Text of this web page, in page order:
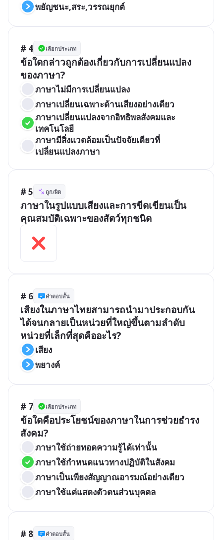
พยัญชนะ,สระ,วรรณยุกต์
# 4 เลือกประเภท
ข้อใดกล่าวถูกต้องเกี่ยวกับการเปลี่ยนแปลง
ของภาษา?
ภาษาไม่มีการเปลี่ยนแปลง
ภาษาเปลี่ยนเฉพาะด้านเสียงอย่างเดียว
ภาษาเปลี่ยนแปลงจากอิทธิพลสังคมและ
เทคโนโลยี
ภาษามีสิ่งแวดล้อมเป็นปัจจัยเดียวที่
เปลี่ยนแปลงภาษา
# 5 ถูก/ผิด
ภาษาในรูปแบบเสียงและการขีดเขียนเป็น
คุณสมบัติเฉพาะของสัตว์ทุกชนิด
# 6 คำตอบสั้น
เสียงในภาษาไทยสามารถนำมาประกอบกัน
ได้จนกลายเป็นหน่วยที่ใหญ่ขึ้นตามลำดับ
หน่วยที่เล็กที่สุดคืออะไร?
เสียง
พยางค์
# 7 เลือกประเภท
ข้อใดคือประโยชน์ของภาษาในการช่วยธำรง
สังคม?
ภาษาใช้ถ่ายทอดความรู้ได้เท่านั้น
ภาษาใช้กำหนดแนวทางปฏิบัติในสังคม
ภาษาเป็นเพียงสัญญาณอารมณ์อย่างเดียว
ภาษาใช้แค่แสดงตัวตนส่วนบุคคล
# 8 คำตอบสั้น